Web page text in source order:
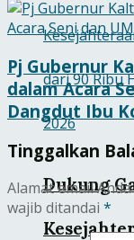
Dukung
Pj Gubernur
dalam Acara
Dangdut Ibu
Tinggalkan
Alamat email
wajib ditandai *